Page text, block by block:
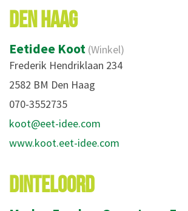
DEN HAAG
Eetidee Koot (Winkel)
Frederik Hendriklaan 234
2582 BM Den Haag
070-3552735
koot@eet-idee.com
www.koot.eet-idee.com
DINTELOORD